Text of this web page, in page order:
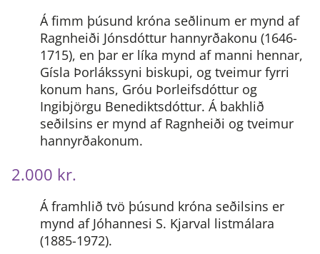
Á fimm þúsund króna seðlinum er mynd af
Ragnheiði Jónsdóttur hannyrðakonu (1646-
1715), en þar er líka mynd af manni hennar,
Gísla Þorlákssyni biskupi, og tveimur fyrri
konum hans, Gróu Þorleifsdóttur og
Ingibjörgu Benediktsdóttur. Á bakhlið
seðilsins er mynd af Ragnheiði og tveimur
hannyrðakonum.
2.000 kr.
Á framhlið tvö þúsund króna seðilsins er
mynd af Jóhannesi S. Kjarval listmálara
(1885-1972).